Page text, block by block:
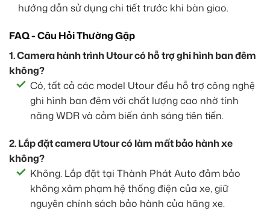
hướng dẫn sử dụng chi tiết trước khi bàn giao.
FAQ - Câu Hỏi Thường Gặp
1. Camera hành trình Utour có hỗ trợ ghi hình ban đêm
không?
Có, tất cả các model Utour đều hỗ trợ công nghệ
ghi hình ban đêm với chất lượng cao nhờ tính
năng WDR và cảm biến ánh sáng tiên tiến.
2. Lắp đặt camera Utour có làm mất bảo hành xe
không?
Không. Lắp đặt tại Thành Phát Auto đảm bảo
không xâm phạm hệ thống điện của xe, giữ
nguyên chính sách bảo hành của hãng xe.